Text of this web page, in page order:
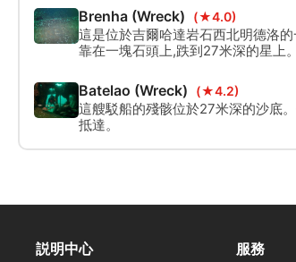
Brenha (Wreck) (★4.0)
這是位於吉爾哈達岩石西北明德洛
靠在一塊石頭上,跌到27米深的星上
Batelao (Wreck) (★4.2)
這艘駁船的殘骸位於27米深的沙底
抵達。
説明中心 服務